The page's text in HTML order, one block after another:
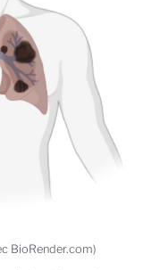
BioRender.com)